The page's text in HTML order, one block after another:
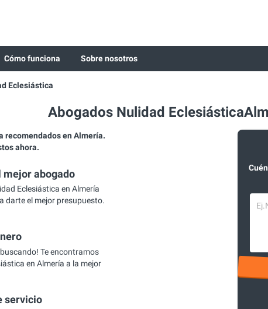
Cómo funciona Sobre nosotros
Eclesiástica
Abogados Nulidad
recomendados en Almería.
ahora.
mejor abogado
Eclesiástica en Almería
darte el mejor presupuesto.
Te encontramos
en Almería a la mejor
servicio